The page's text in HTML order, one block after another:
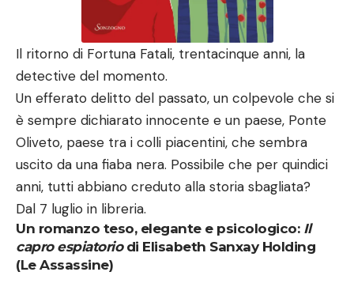
Il ritorno di Fortuna Fatali, trentacinque anni, la
detective del momento.
Un efferato delitto del passato, un colpevole che si
è sempre dichiarato innocente e un paese, Ponte
Oliveto, paese tra i colli piacentini, che sembra
uscito da una fiaba nera. Possibile che per quindici
anni, tutti abbiano creduto alla storia sbagliata?
Dal 7 luglio in libreria.
Un romanzo teso, elegante e psicologico: Il
capro espiatorio di Elisabeth Sanxay Holding
(Le Assassine)